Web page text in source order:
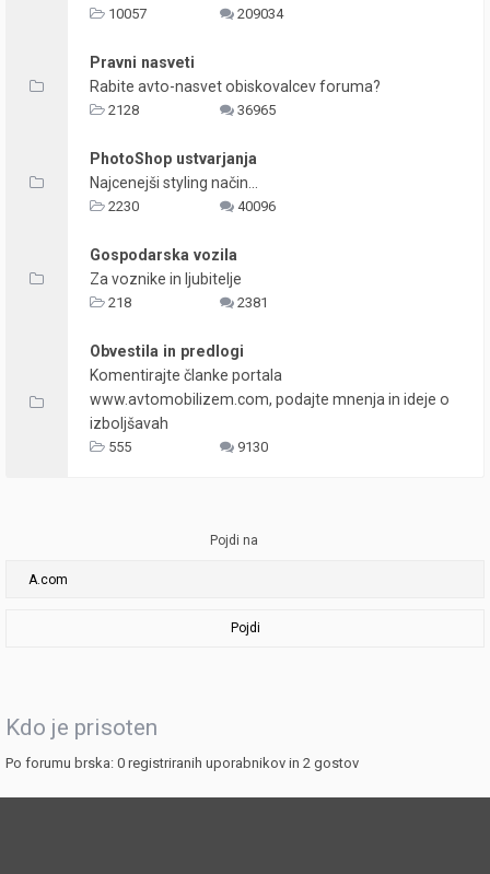
10057 209034
Pravni nasveti
Rabite avto-nasvet obiskovalcev foruma?
2128 36965
PhotoShop ustvarjanja
Najcenejši styling način...
2230 40096
Gospodarska vozila
Za voznike in ljubitelje
218 2381
Obvestila in predlogi
Komentirajte članke portala
www.avtomobilizem.com, podajte mnenja in ideje o
izboljšavah
555 9130
Pojdi na
Pojdi
Kdo je prisoten
Po forumu brska: 0 registriranih uporabnikov in 2 gostov